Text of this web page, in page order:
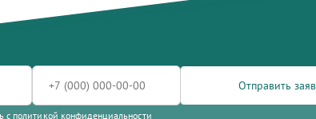
Отправить
с политикой конфиденциальности